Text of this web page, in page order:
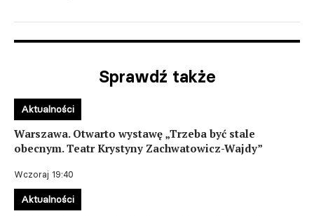
Sprawdź także
Warszawa. Otwarto wystawę „Trzeba być stale
obecnym. Teatr Krystyny Zachwatowicz-Wajdy”
Wczoraj 19:40
Aktualności
Aktualności